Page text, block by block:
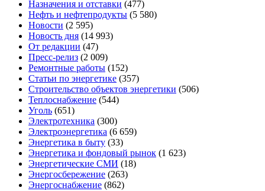
Назначения и отставки (477)
Нефть и нефтепродукты (5 580)
Новости (2 595)
Новость дня (14 993)
От редакции (47)
Пресс-релиз (2 009)
Ремонтные работы (152)
Статьи по энергетике (357)
Строительство объектов энергетики (506)
Теплоснабжение (544)
Уголь (651)
Электротехника (300)
Электроэнергетика (6 659)
Энергетика в быту (33)
Энергетика и фондовый рынок (1 623)
Энергетические СМИ (18)
Энергосбережение (263)
Энергоснабжение (862)